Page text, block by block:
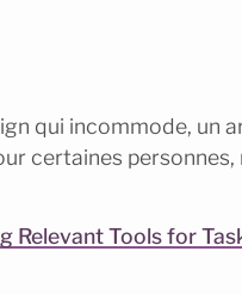
qui incommode, un
certaines personnes,
Relevant Tools for